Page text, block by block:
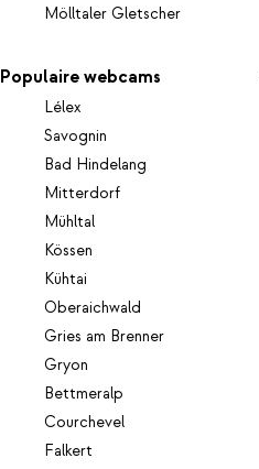
Mölltaler Gletscher
Populaire webcams
Lélex
Savognin
Bad Hindelang
Mitterdorf
Mühltal
Kössen
Kühtai
Oberaichwald
Gries am Brenner
Gryon
Bettmeralp
Courchevel
Falkert